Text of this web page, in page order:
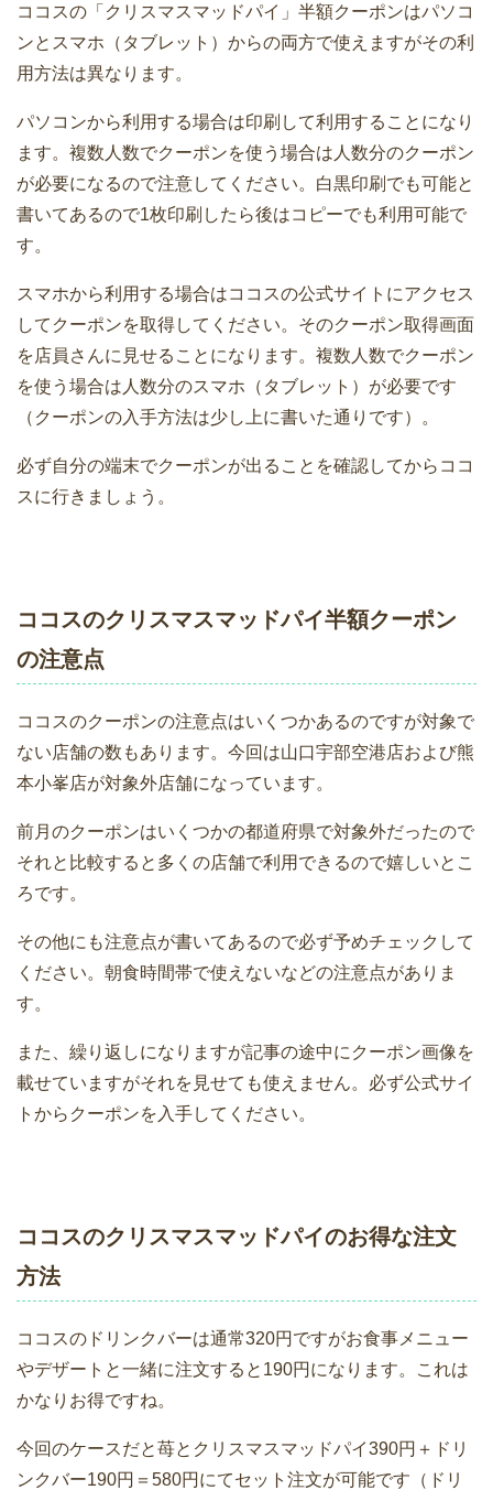
ココスの「クリスマスマッドパイ」半額クーポンはパソコ
ンとスマホ（タブレット）からの両方で使えますがその利
用方法は異なります。
パソコンから利用する場合は印刷して利用することになり
ます。複数人数でクーポンを使う場合は人数分のクーポン
が必要になるので注意してください。白黒印刷でも可能と
書いてあるので1枚印刷したら後はコピーでも利用可能で
す。
スマホから利用する場合はココスの公式サイトにアクセス
してクーポンを取得してください。そのクーポン取得画面
を店員さんに見せることになります。複数人数でクーポン
を使う場合は人数分のスマホ（タブレット）が必要です
（クーポンの入手方法は少し上に書いた通りです）。
必ず自分の端末でクーポンが出ることを確認してからココ
スに行きましょう。
ココスのクリスマスマッドパイ半額クーポン
の注意点
ココスのクーポンの注意点はいくつかあるのですが対象で
ない店舗の数もあります。今回は山口宇部空港店および熊
本小峯店が対象外店舗になっています。
前月のクーポンはいくつかの都道府県で対象外だったので
それと比較すると多くの店舗で利用できるので嬉しいとこ
ろです。
その他にも注意点が書いてあるので必ず予めチェックして
ください。朝食時間帯で使えないなどの注意点がありま
す。
また、繰り返しになりますが記事の途中にクーポン画像を
載せていますがそれを見せても使えません。必ず公式サイ
トからクーポンを入手してください。
ココスのクリスマスマッドパイのお得な注文
方法
ココスのドリンクバーは通常320円ですがお食事メニュー
やデザートと一緒に注文すると190円になります。これは
かなりお得ですね。
今回のケースだと苺とクリスマスマッドパイ390円＋ドリ
ンクバー190円＝580円にてセット注文が可能です（ドリ